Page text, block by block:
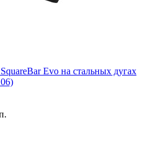
Evo на стальных дугах